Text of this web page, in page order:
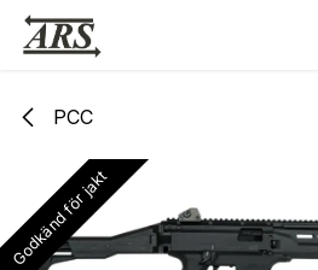
Hoppa till innehåll
PCC
Godkänd för jakt